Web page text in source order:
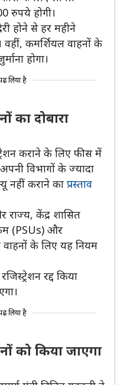
रुपये होगी।
होने से हर महीने
कमर्शियल वाहनों के
होगा।
लिया है
का दोबारा
कराने के लिए फीस में
विभागों के ज्यादा
नहीं कराने का प्रस्ताव
राज्य, केंद्र शासित
(PSUs) और
के लिए यह नियम
रद्द किया
लिया है
को किया जाएगा